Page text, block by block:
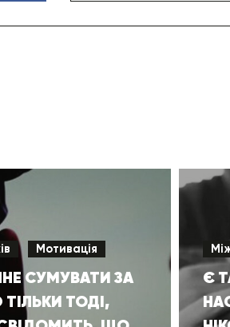
Мотивація
СУМУВАТИ ЗА
ТОДІ,
Є